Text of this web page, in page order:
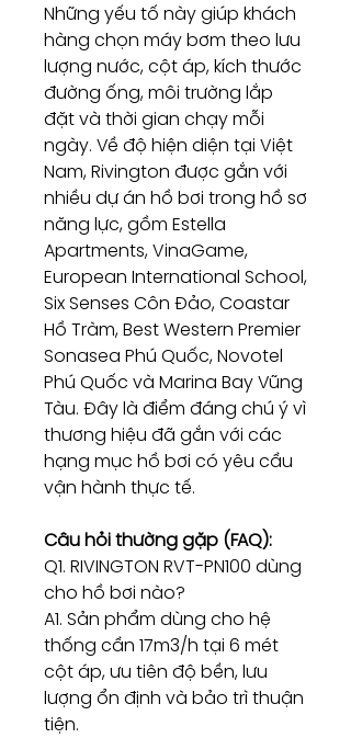
Những yếu tố này giúp khách
hàng chọn máy bơm theo lưu
lượng nước, cột áp, kích thước
đường ống, môi trường lắp
đặt và thời gian chạy mỗi
ngày. Về độ hiện diện tại Việt
Nam, Rivington được gắn với
nhiều dự án hồ bơi trong hồ sơ
năng lực, gồm Estella
Apartments, VinaGame,
European International School,
Six Senses Côn Đảo, Coastar
Hồ Tràm, Best Western Premier
Sonasea Phú Quốc, Novotel
Phú Quốc và Marina Bay Vũng
Tàu. Đây là điểm đáng chú ý vì
thương hiệu đã gắn với các
hạng mục hồ bơi có yêu cầu
vận hành thực tế.
Câu hỏi thường gặp (FAQ):
Q1. RIVINGTON RVT-PN100 dùng
cho hồ bơi nào?
A1. Sản phẩm dùng cho hệ
thống cần 17m3/h tại 6 mét
cột áp, ưu tiên độ bền, lưu
lượng ổn định và bảo trì thuận
tiện.